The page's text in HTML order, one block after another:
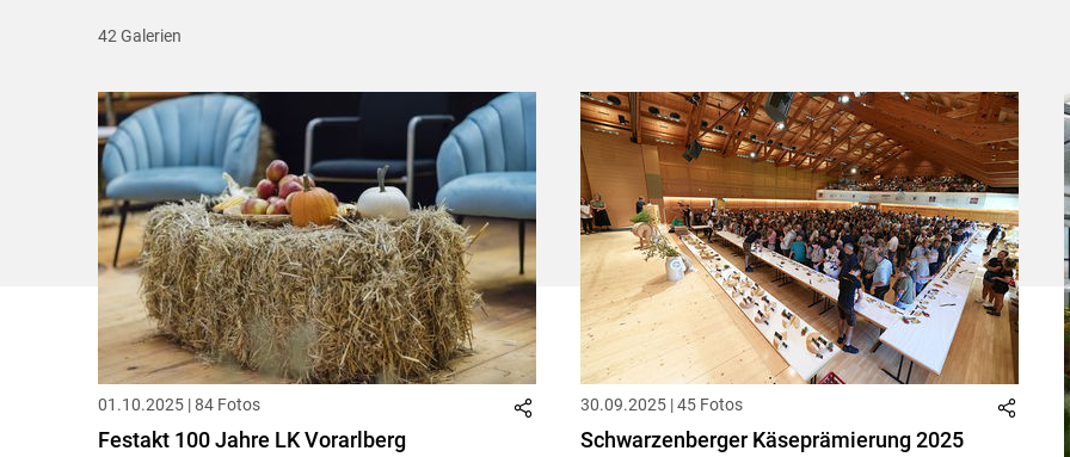
42 Galerien
01.10.2025 | 84 Fotos
Festakt 100 Jahre LK Vorarlberg
30.09.2025 | 45 Fotos
Schwarzenberger Käseprämierung 2025